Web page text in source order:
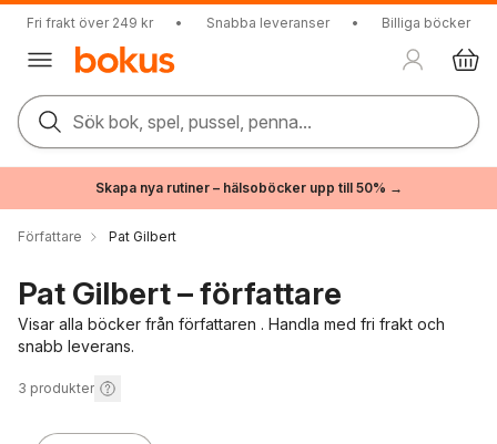
Fri frakt över 249 kr • Snabba leveranser • Billiga böcker
Sök bok, spel, pussel, penna...
Skapa nya rutiner – hälsoböcker upp till 50% →
Författare Pat Gilbert
Pat Gilbert – författare
Visar alla böcker från författaren . Handla med fri frakt och
snabb leverans.
3 produkter